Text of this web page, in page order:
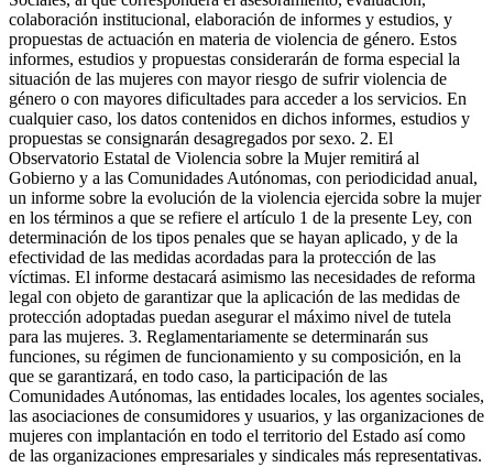
colaboración institucional, elaboración de informes y estudios, y
propuestas de actuación en materia de violencia de género. Estos
informes, estudios y propuestas considerarán de forma especial la
situación de las mujeres con mayor riesgo de sufrir violencia de
género o con mayores dificultades para acceder a los servicios. En
cualquier caso, los datos contenidos en dichos informes, estudios y
propuestas se consignarán desagregados por sexo. 2. El
Observatorio Estatal de Violencia sobre la Mujer remitirá al
Gobierno y a las Comunidades Autónomas, con periodicidad anual,
un informe sobre la evolución de la violencia ejercida sobre la mujer
en los términos a que se refiere el artículo 1 de la presente Ley, con
determinación de los tipos penales que se hayan aplicado, y de la
efectividad de las medidas acordadas para la protección de las
víctimas. El informe destacará asimismo las necesidades de reforma
legal con objeto de garantizar que la aplicación de las medidas de
protección adoptadas puedan asegurar el máximo nivel de tutela
para las mujeres. 3. Reglamentariamente se determinarán sus
funciones, su régimen de funcionamiento y su composición, en la
que se garantizará, en todo caso, la participación de las
Comunidades Autónomas, las entidades locales, los agentes sociales,
las asociaciones de consumidores y usuarios, y las organizaciones de
mujeres con implantación en todo el territorio del Estado así como
de las organizaciones empresariales y sindicales más representativas.